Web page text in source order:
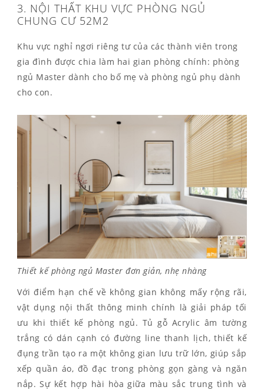
3. NỘI THẤT KHU VỰC PHÒNG NGỦ
CHUNG CƯ 52M2
Khu vực nghỉ ngơi riêng tư của các thành viên trong
gia đình được chia làm hai gian phòng chính: phòng
ngủ Master dành cho bố mẹ và phòng ngủ phụ dành
cho con.
Thiết kế phòng ngủ Master đơn giản, nhẹ nhàng
Với điểm hạn chế về không gian không mấy rộng rãi,
vật dụng nội thất thông minh chính là giải pháp tối
ưu khi thiết kế phòng ngủ. Tủ gỗ Acrylic âm tường
trắng có dán cạnh có đường line thanh lịch, thiết kế
đụng trần tạo ra một không gian lưu trữ lớn, giúp sắp
xếp quần áo, đồ đạc trong phòng gọn gàng và ngăn
nắp. Sự kết hợp hài hòa giữa màu sắc trung tình và